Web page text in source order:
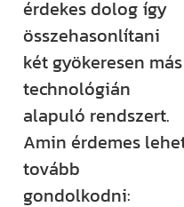
érdekes dolog így
összehasonlítani
két gyökeresen más
technológián
alapuló rendszert.
Amin érdemes
tovább
gondolkodni: